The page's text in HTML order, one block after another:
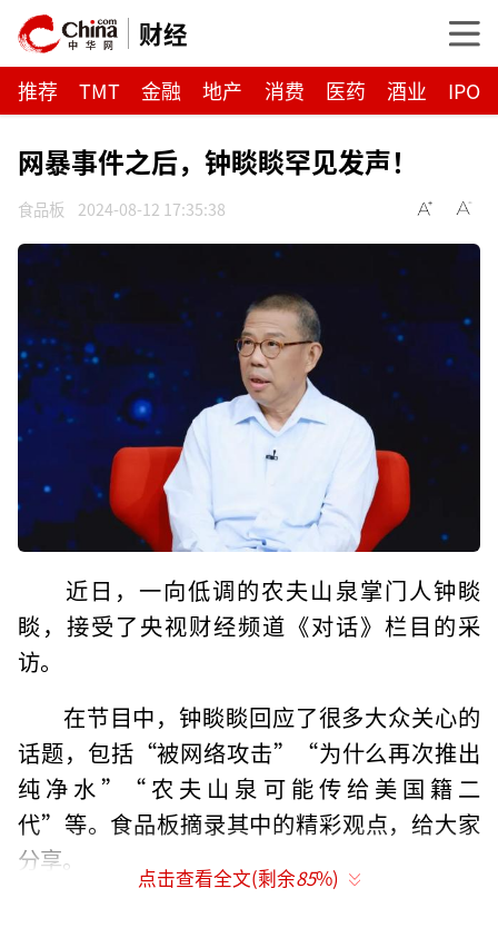
财经
推荐 TMT 金融 地产 消费 医药 酒业 IPO
网暴事件之后，钟睒睒罕见发声！
食品板 2024-08-12 17:35:38
‍近日，一向低调的农夫山泉掌门人钟睒
睒，接受了央视财经频道《对话》栏目的采
访。
在节目中，钟睒睒回应了很多大众关心的
话题，包括“被网络攻击”“为什么再次推出
纯净水”“农夫山泉可能传给美国籍二
代”等。食品板摘录其中的精彩观点，给大家
分享。
点击查看全文(剩余85%)